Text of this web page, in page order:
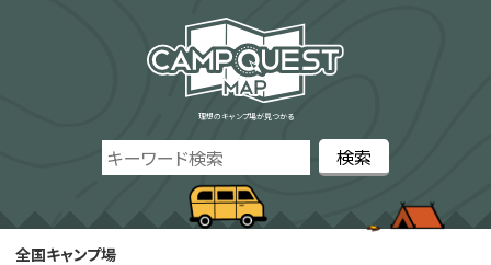
理想のキャンプ場が見つかる
全国キャンプ場